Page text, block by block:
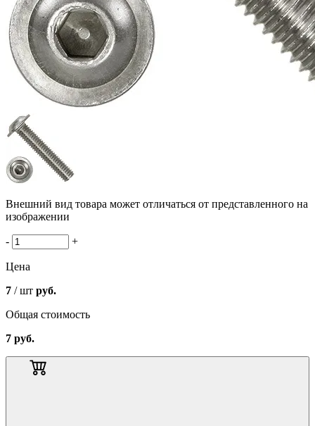
Внешний вид товара может отличаться от представленного на
изображении
- +
Цена
7 / шт руб.
Общая стоимость
7 руб.